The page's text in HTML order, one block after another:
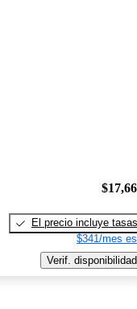
El precio incluye tasas
$341/mes
Verif. disponibilidad